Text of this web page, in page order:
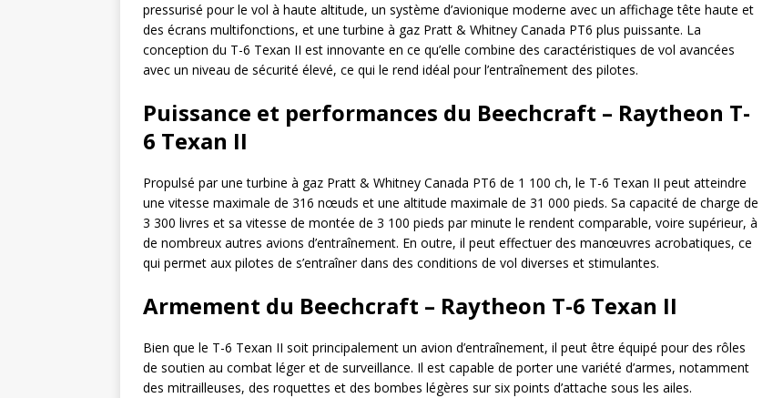
pressurisé pour le vol à haute altitude, un système d’avionique moderne avec un affichage tête haute et
des écrans multifonctions, et une turbine à gaz Pratt & Whitney Canada PT6 plus puissante. La
conception du T-6 Texan II est innovante en ce qu’elle combine des caractéristiques de vol avancées
avec un niveau de sécurité élevé, ce qui le rend idéal pour l’entraînement des pilotes.
Puissance et performances du Beechcraft – Raytheon T-
6 Texan II
Propulsé par une turbine à gaz Pratt & Whitney Canada PT6 de 1 100 ch, le T-6 Texan II peut atteindre
une vitesse maximale de 316 nœuds et une altitude maximale de 31 000 pieds. Sa capacité de charge de
3 300 livres et sa vitesse de montée de 3 100 pieds par minute le rendent comparable, voire supérieur, à
de nombreux autres avions d’entraînement. En outre, il peut effectuer des manœuvres acrobatiques, ce
qui permet aux pilotes de s’entraîner dans des conditions de vol diverses et stimulantes.
Armement du Beechcraft – Raytheon T-6 Texan II
Bien que le T-6 Texan II soit principalement un avion d’entraînement, il peut être équipé pour des rôles
de soutien au combat léger et de surveillance. Il est capable de porter une variété d’armes, notamment
des mitrailleuses, des roquettes et des bombes légères sur six points d’attache sous les ailes.